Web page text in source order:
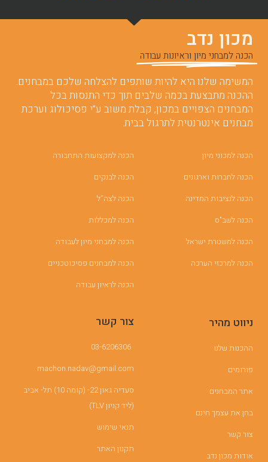
מכון נדב
הכנה למבחני מיון וראיונות עבודה
המשימה שלנו היא להיות שותפים להצלחה שלכם במבחנים.
ההכנה מתבצעת בכמה שלבים תוך כדי התנסות בכל
המבחנים הצפויים במכון, קבלת משוב ע”י פסיכולוג וערכת
מבחנים אינטרנטית לתרגול בבית.
הכנה למכוני מיון
הכנה לחברות וארגונים
הכנה לנציבות המדינה
הכנה לשב"ס
הכנה למשטרת ישראל
הכנה למרכזי הערכה
הכנה למקצועות התחבורה
הכנה לבנקים
הכנה לצה”ל
הכנה למכללות
הכנה למבחני מיון לעבודה
הכנה למבחנים פסיכוטכניים
הכנה לראיון עבודה
ניווט מהיר
ההכנות שלנו
פורומים
אתר המבחנים
בחן את עצמך חינם
צור קשר
אודות מכון נדב
צור קשר
03-6206306
machon.nadav@gmail.com
סעדיה גאון 22- (קומה 10) תל- אביב
(ליד קניון TLV)
תנאי שימוש
תקנון האתר